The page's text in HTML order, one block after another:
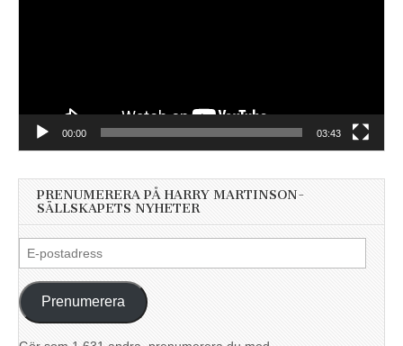
00:00 03:43
PRENUMERERA PÅ HARRY MARTINSON-
SÄLLSKAPETS NYHETER
E-
postadress
Prenumerera